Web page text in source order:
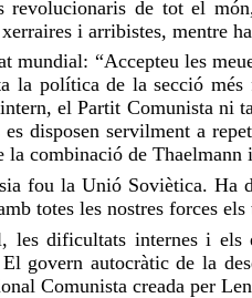
revolucionaris de tot el
i arribistes, mentre
“Accepteu les
la política de la secció
el Partit Comunista ni
disposen servilment a
combinació de
fou la Unió Soviètica.
totes les nostres forces
dificultats internes i
govern autocràtic de la
Comunista creada per